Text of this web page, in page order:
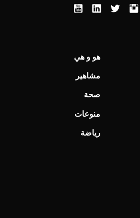
هو و هي
مشاهير
صحة
منوعات
رياضة